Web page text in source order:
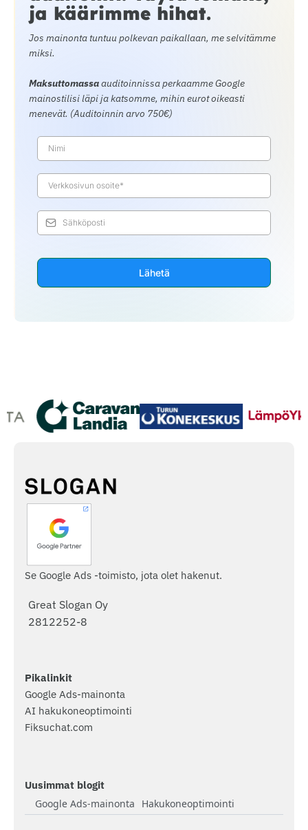
ja käärimme hihat.
Jos mainonta tuntuu polkevan paikallaan, me selvitämme
miksi.
Maksuttomassaauditoinnissa perkaamme Google
mainostilisi läpi ja katsomme, mihin eurot oikeasti
menevät. (Auditoinnin arvo 750€)
Lähetä
Se Google Ads -toimisto, jota olet hakenut.
Great Slogan Oy
2812252-8
Pikalinkit
Google Ads-mainonta
AI hakukoneoptimointi
Fiksuchat.com
Uusimmat blogit
Google Ads-mainonta
Hakukoneoptimointi